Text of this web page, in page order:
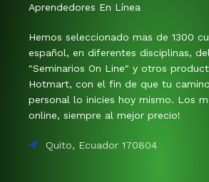
Aprendedores En Línea
Hemos seleccionado mas de 1300
español, en diferentes disciplinas,
"Seminarios On Line" y otros
Hotmart, con el fin de que tu
personal lo inicies hoy mismo. Los
online, siempre al mejor precio!
Quito, Ecuador 170804